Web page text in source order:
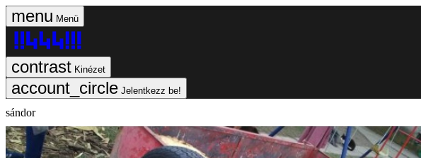
Menü
Kinézet
Jelentkezz be!
sándor